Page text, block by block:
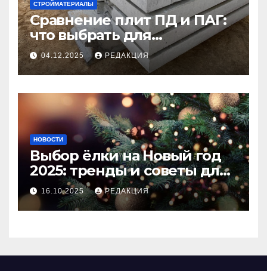
СТРОЙМАТЕРИАЛЫ
Сравнение плит ПД и ПАГ:
что выбрать для
долговечного и прочного
покрытия
04.12.2025 РЕДАКЦИЯ
НОВОСТИ
Выбор ёлки на Новый год
2025: тренды и советы для
идеального праздника
16.10.2025 РЕДАКЦИЯ